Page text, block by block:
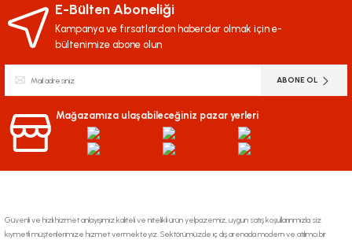
E-Bülten Aboneliği
Kampanya ve fırsatlardan haberdar olmak için e-
bültenimize abone olun
ABONE OL
Mağazamıza ulaşabileceğiniz pazar yerleri
Güvenli ve hızlı hizmet anlayışımız kaliteli ve nitelikli ürün yelpazemiz, uygun satış koşullarınmızla siz
kıymetli müşterilerimize hizmet vermekteyiz. Sektörümüzde iç dış arenada modern ve atılımcı bir